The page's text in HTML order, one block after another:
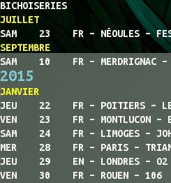
BICHOISERIES
JUILLET
SAM 23 FR – NÉOULES –
SEPTEMBRE
SAM 10 FR – MERDRIGNAC –
2015
JANVIER
JEU 22 FR – POITIERS – LE
VEN 23 FR – MONTLUCON –
SAM 24 FR – LIMOGES – JOHN
MER 28 FR – PARIS –
JEU 29 EN – LONDRES – O2
VEN 30 FR – ROUEN – 106